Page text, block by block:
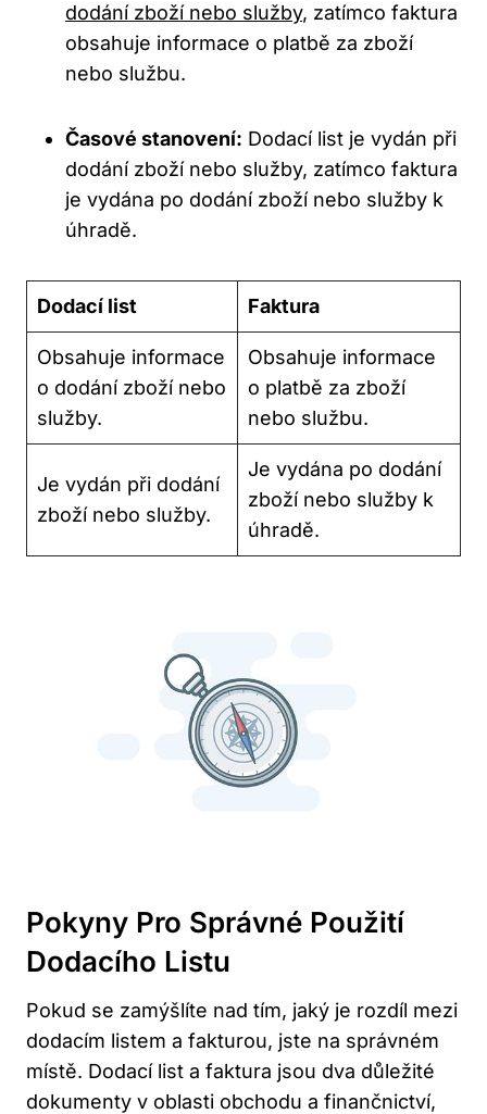
dodání zboží nebo služby, zatímco faktura
obsahuje informace o platbě za zboží
nebo službu.
Časové stanovení: Dodací list je vydán při
dodání zboží nebo služby, zatímco faktura
je vydána po dodání zboží nebo služby k
úhradě.
Dodací list Faktura
Obsahuje informace
o dodání zboží nebo
služby.
Obsahuje informace
o platbě za zboží
nebo službu.
Je vydán při dodání
zboží nebo služby.
Je vydána po dodání
zboží nebo služby k
úhradě.
Pokyny Pro Správné Použití
Dodacího Listu
Pokud se zamýšlíte nad tím, jaký je rozdíl mezi
dodacím listem a fakturou, jste na správném
místě. Dodací list a faktura jsou dva důležité
dokumenty v oblasti obchodu a finančnictví,